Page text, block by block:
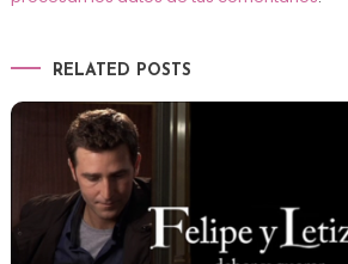
RELATED POSTS